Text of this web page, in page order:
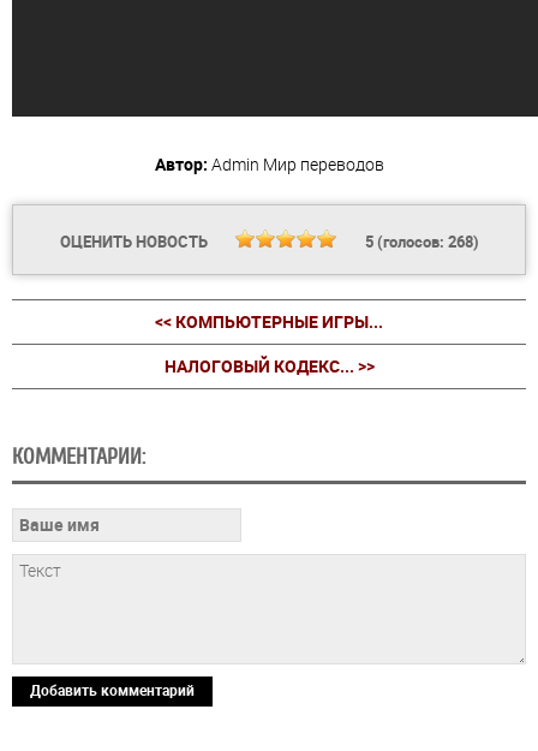
Автор: Admin Мир переводов
ОЦЕНИТЬ НОВОСТЬ 5(голосов: 268)
<< КОМПЬЮТЕРНЫЕ ИГРЫ...
НАЛОГОВЫЙ КОДЕКС... >>
КОММЕНТАРИИ:
Добавить комментарий